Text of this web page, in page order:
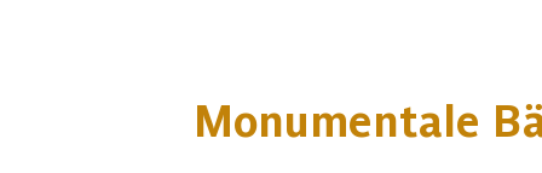
Monumentale